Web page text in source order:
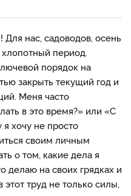
Для нас, садоводов, осень
период.
порядок на
закрыть текущий год и
Меня часто
в это время?» или «С
я хочу не просто
своим личным
о том, какие дела я
на своих грядках и
этот труд не только силы,